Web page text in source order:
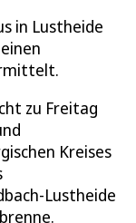
in Lustheide
zu Freitag
Kreises
Lustheide